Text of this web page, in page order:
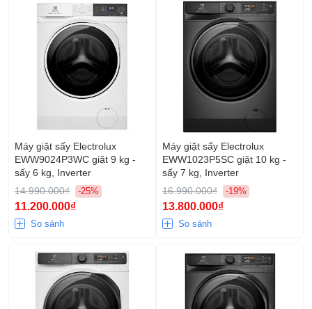
Máy giặt sấy Electrolux
EWW9024P3WC giặt 9 kg -
sấy 6 kg, Inverter
14.990.000₫
-25%
11.200.000₫
So sánh
Máy giặt sấy Electrolux
EWW1023P5SC giặt 10 kg -
sấy 7 kg, Inverter
16.990.000₫
-19%
13.800.000₫
So sánh